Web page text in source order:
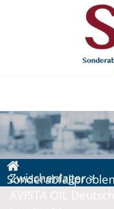
Zwischenlager>